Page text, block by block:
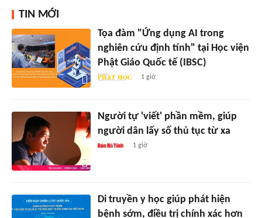
TIN MỚI
Tọa đàm "Ứng dụng AI trong
nghiên cứu định tính" tại Học viện
Phật Giáo Quốc tế (IBSC)
1 giờ
Người tự 'viết' phần mềm, giúp
người dân lấy số thủ tục từ xa
1 giờ
Di truyền y học giúp phát hiện
bệnh sớm, điều trị chính xác hơn